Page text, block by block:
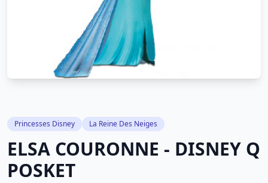
Princesses Disney La Reine Des Neiges
ELSA COURONNE - DISNEY Q
POSKET